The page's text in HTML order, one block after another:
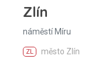
Zlín
náměstí Míru
ZL město Zlín